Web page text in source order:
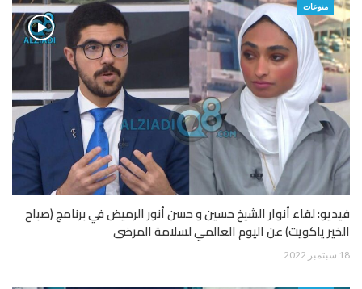
منوعات
فيديو: لقاء أنوار الشيخ حسين و حسن أنور الرميض في برنامج (صباح
الخير ياكويت) عن اليوم العالمي لسلامة المرضى
18 سبتمبر 2022